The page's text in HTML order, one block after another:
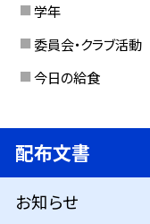
学年
委員会・クラブ活動
今日の給食
配布文書
お知らせ